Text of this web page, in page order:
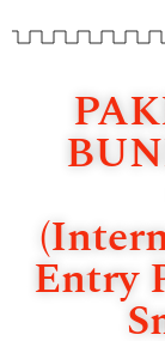
Entry